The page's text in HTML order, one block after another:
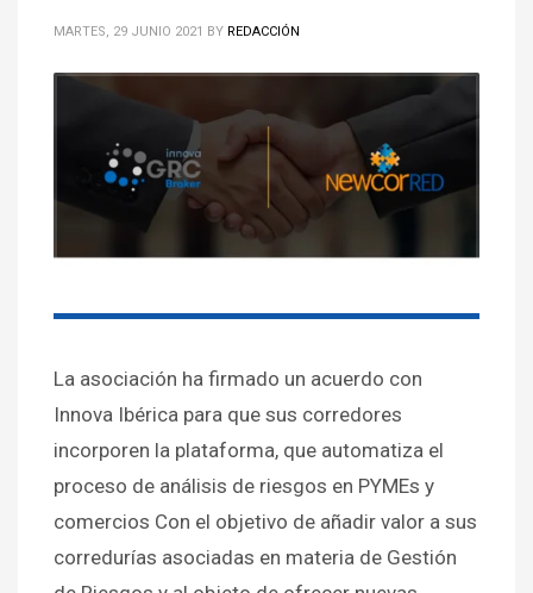
MARTES, 29 JUNIO 2021 BY REDACCIÓN
La asociación ha firmado un acuerdo con
Innova Ibérica para que sus corredores
incorporen la plataforma, que automatiza el
proceso de análisis de riesgos en PYMEs y
comercios Con el objetivo de añadir valor a sus
corredurías asociadas en materia de Gestión